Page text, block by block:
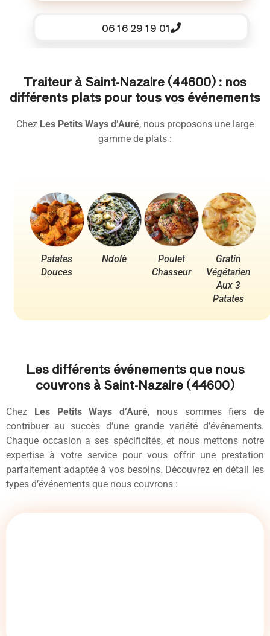
06 16 29 19 01
Traiteur à Saint-Nazaire (44600) : nos
différents plats pour tous vos événements
Chez Les Petits Ways d’Auré, nous proposons une large
gamme de plats :
Patates
Douces
Ndolè
Poulet
Chasseur
Gratin
Végétarien
Aux 3
Patates
Les différents événements que nous
couvrons à Saint-Nazaire (44600)
Chez Les Petits Ways d’Auré, nous sommes fiers de
contribuer au succès d’une grande variété d’événements.
Chaque occasion a ses spécificités, et nous mettons notre
expertise à votre service pour vous offrir une prestation
parfaitement adaptée à vos besoins. Découvrez en détail les
types d’événements que nous couvrons :